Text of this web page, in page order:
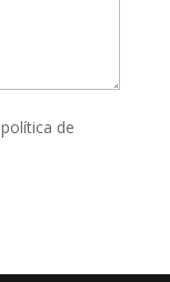
política de